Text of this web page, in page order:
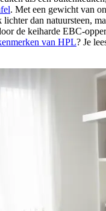
. Met een gewicht van
dan natuursteen,
de keiharde EBC-
van HPL? Je